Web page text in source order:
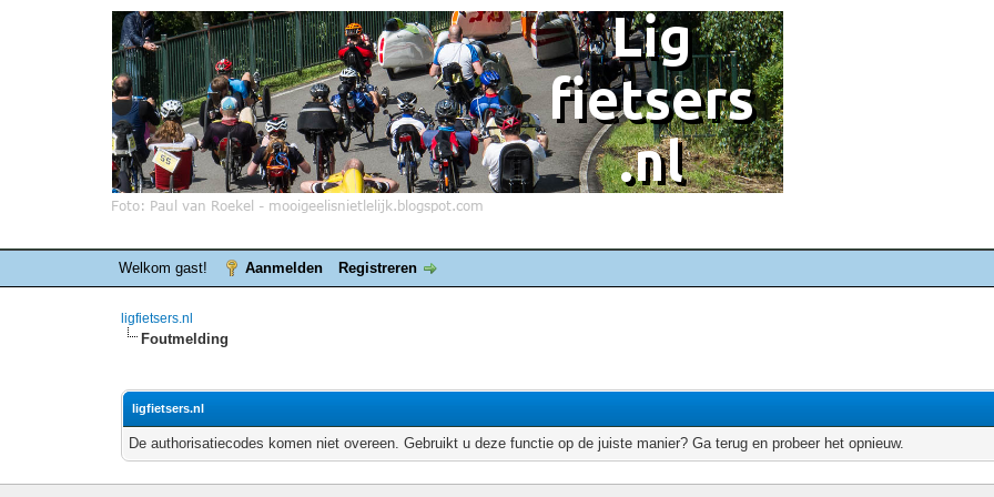
Welkom gast! Aanmelden Registreren
ligfietsers.nl
Foutmelding
ligfietsers.nl
De authorisatiecodes komen niet overeen. Gebruikt u deze functie op de juiste manier? Ga terug en probeer het opnieuw.